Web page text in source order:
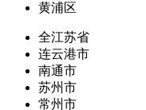
黄浦区
全江苏省
连云港市
南通市
苏州市
常州市